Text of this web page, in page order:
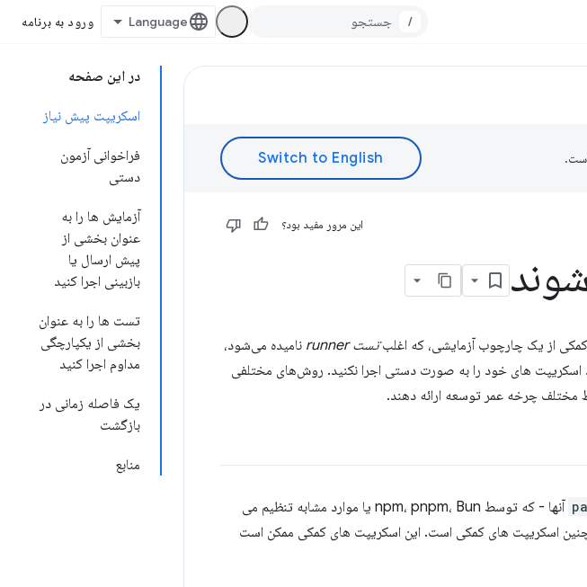
/ ورود به برنامه
در این صفحه
اسکریپت پیش نیاز
فراخوانی آزمون
دستی
آزمایش ها را به
عنوان بخشی از
پیش ارسال یا
بازبینی اجرا کنید
تست ها را به عنوان
بخشی از یکپارچگی
مداوم اجرا کنید
یک فاصله زمانی در
بازگشت
منابع
این مرور مفید بود؟
کمکی از یک چارچوب آزمایشی، که اغلبتست runner
نامیده می‌شود،
اسکریپت های خود را به صورت دستی اجرا نکنید. روش‌های مختلفی
مختلف چرخه عمر توسعه ارائه دهند.
آنها - که توسط npm، pnpm، Bun یا موارد مشابه تنظیم می
اسکریپت های کمکی است. این اسکریپت های کمکی ممکن است